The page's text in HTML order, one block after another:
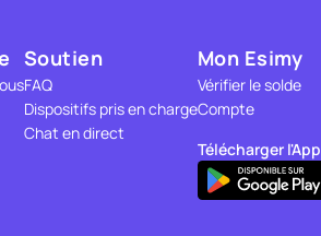
Soutien
FAQ
Dispositifs pris en charge
Chat en direct
Mon Esimy
Vérifier le solde
Compte
Télécharger l'App